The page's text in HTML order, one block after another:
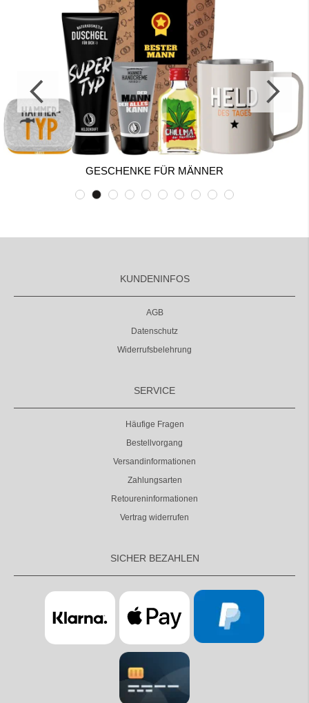
GESCHENKE FÜR MÄNNER
KUNDENINFOS
AGB
Datenschutz
Widerrufsbelehrung
SERVICE
Häufige Fragen
Bestellvorgang
Versandinformationen
Zahlungsarten
Retoureninformationen
Vertrag widerrufen
SICHER BEZAHLEN